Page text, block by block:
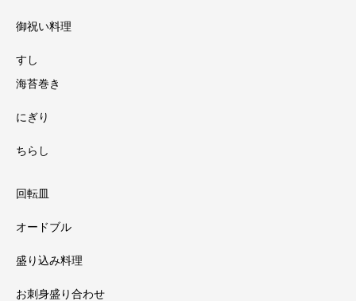
御祝い料理
すし
海苔巻き
にぎり
ちらし
回転皿
オードブル
盛り込み料理
お刺身盛り合わせ